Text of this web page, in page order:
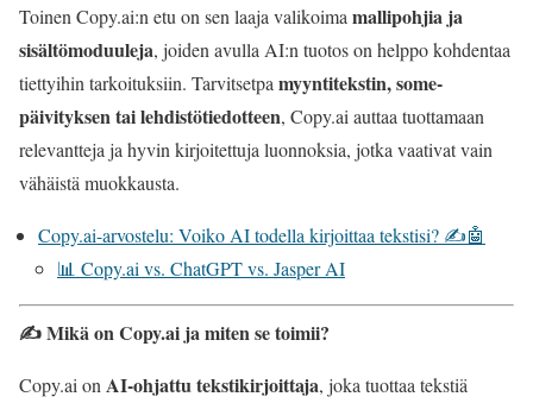
Toinen Copy.ai:n etu on sen laaja valikoima mallipohjia ja
sisältömoduuleja, joiden avulla AI:n tuotos on helppo kohdentaa
tiettyihin tarkoituksiin. Tarvitsetpa myyntitekstin, some-
päivityksen tai lehdistötiedotteen, Copy.ai auttaa tuottamaan
relevantteja ja hyvin kirjoitettuja luonnoksia, jotka vaativat vain
vähäistä muokkausta.
Copy.ai-arvostelu: Voiko AI todella kirjoittaa tekstisi? ✍️🤖
📊 Copy.ai vs. ChatGPT vs. Jasper AI
✍️ Mikä on Copy.ai ja miten se toimii?
Copy.ai on AI-ohjattu tekstikirjoittaja, joka tuottaa tekstiä